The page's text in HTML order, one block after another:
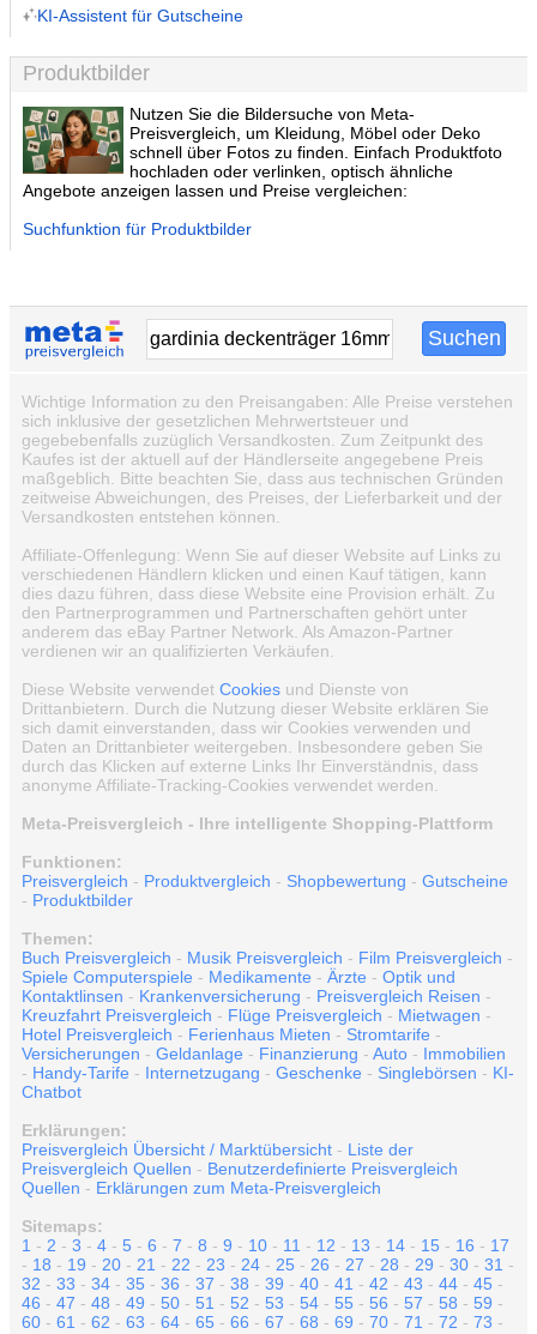
KI-Assistent für Gutscheine
Produktbilder
Nutzen Sie die Bildersuche von Meta-
Preisvergleich, um Kleidung, Möbel oder Deko
schnell über Fotos zu finden. Einfach Produktfoto
hochladen oder verlinken, optisch ähnliche
Angebote anzeigen lassen und Preise vergleichen:
Suchfunktion für Produktbilder
Wichtige Information zu den Preisangaben: Alle Preise verstehen
sich inklusive der gesetzlichen Mehrwertsteuer und
gegebebenfalls zuzüglich Versandkosten. Zum Zeitpunkt des
Kaufes ist der aktuell auf der Händlerseite angegebene Preis
maßgeblich. Bitte beachten Sie, dass aus technischen Gründen
zeitweise Abweichungen, des Preises, der Lieferbarkeit und der
Versandkosten entstehen können.
Affiliate-Offenlegung: Wenn Sie auf dieser Website auf Links zu
verschiedenen Händlern klicken und einen Kauf tätigen, kann
dies dazu führen, dass diese Website eine Provision erhält. Zu
den Partnerprogrammen und Partnerschaften gehört unter
anderem das eBay Partner Network. Als Amazon-Partner
verdienen wir an qualifizierten Verkäufen.
Diese Website verwendet Cookies und Dienste von
Drittanbietern. Durch die Nutzung dieser Website erklären Sie
sich damit einverstanden, dass wir Cookies verwenden und
Daten an Drittanbieter weitergeben. Insbesondere geben Sie
durch das Klicken auf externe Links Ihr Einverständnis, dass
anonyme Affiliate-Tracking-Cookies verwendet werden.
Meta-Preisvergleich - Ihre intelligente Shopping-Plattform
Funktionen:
Preisvergleich - Produktvergleich - Shopbewertung - Gutscheine
- Produktbilder
Themen:
Buch Preisvergleich - Musik Preisvergleich - Film Preisvergleich -
Spiele Computerspiele - Medikamente - Ärzte - Optik und
Kontaktlinsen - Krankenversicherung - Preisvergleich Reisen -
Kreuzfahrt Preisvergleich - Flüge Preisvergleich - Mietwagen -
Hotel Preisvergleich - Ferienhaus Mieten - Stromtarife -
Versicherungen - Geldanlage - Finanzierung - Auto - Immobilien
- Handy-Tarife - Internetzugang - Geschenke - Singlebörsen - KI-
Chatbot
Erklärungen:
Preisvergleich Übersicht / Marktübersicht - Liste der
Preisvergleich Quellen - Benutzerdefinierte Preisvergleich
Quellen - Erklärungen zum Meta-Preisvergleich
Sitemaps:
1 - 2 - 3 - 4 - 5 - 6 - 7 - 8 - 9 - 10 - 11 - 12 - 13 - 14 - 15 - 16 - 17
- 18 - 19 - 20 - 21 - 22 - 23 - 24 - 25 - 26 - 27 - 28 - 29 - 30 - 31 -
32 - 33 - 34 - 35 - 36 - 37 - 38 - 39 - 40 - 41 - 42 - 43 - 44 - 45 -
46 - 47 - 48 - 49 - 50 - 51 - 52 - 53 - 54 - 55 - 56 - 57 - 58 - 59 -
60 - 61 - 62 - 63 - 64 - 65 - 66 - 67 - 68 - 69 - 70 - 71 - 72 - 73 -